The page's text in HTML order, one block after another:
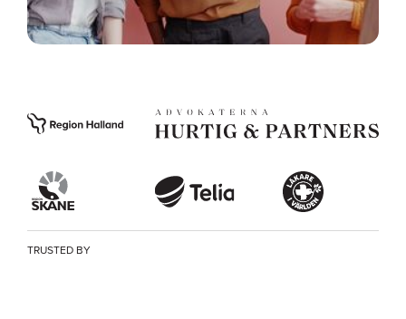
TRUSTED BY